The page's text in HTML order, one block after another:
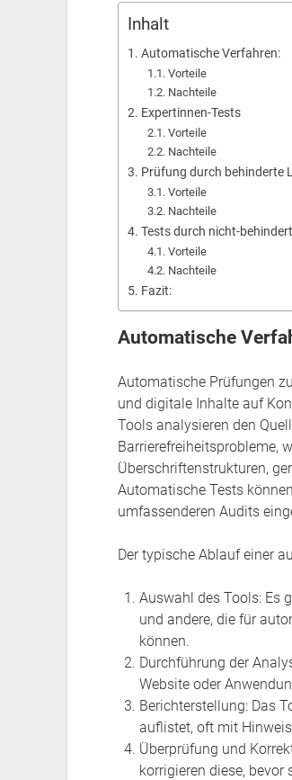
Inhalt
Automatische Verfahren:
Vorteile
Nachteile
Expertinnen-Tests
Vorteile
Nachteile
Prüfung durch behinderte
Vorteile
Nachteile
Tests durch nicht-
Vorteile
Nachteile
Fazit:
Automatische
Automatische Prüfungen
und digitale Inhalte auf
Tools analysieren den
Barrierefreiheitsprobleme,
Überschriftenstrukturen,
Automatische Tests
umfassenderen Audits
Der typische Ablauf einer
Auswahl des Tools: Es
und andere, die für
können.
Durchführung der
Website oder
Berichterstellung: Das
auflistet, oft mit
Überprüfung und
korrigieren diese, bevor